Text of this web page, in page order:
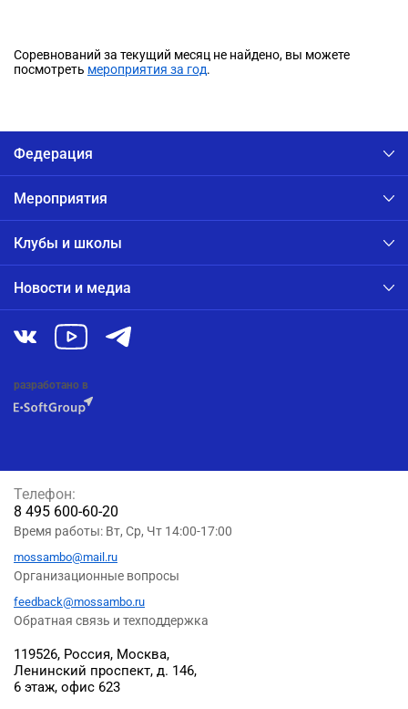
Соревнований за текущий месяц не найдено, вы можете
посмотреть мероприятия за год.
Федерация
Мероприятия
Клубы и школы
Новости и медиа
разработано в
119526, Россия, Москва,
Ленинский проспект, д. 146,
6 этаж, офис 623
Телефон:
8 495 600-60-20
Время работы: Вт, Ср, Чт 14:00-17:00
mossambo@mail.ru
Организационные вопросы
feedback@mossambo.ru
Обратная связь и техподдержка